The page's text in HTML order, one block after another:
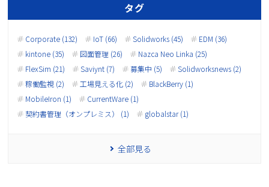
タグ
Corporate (132) IoT (66) Solidworks (45)
EDM (36)
kintone (35)
図面管理 (26)
Nazca Neo Linka (25)
FlexSim (21)
Saviynt (7) 募集中 (5)
Solidworksnews (2)
稼働監視 (2)
工場見える化 (2)
BlackBerry (1)
MobileIron (1)
CurrentWare (1)
契約書管理（オンプレミス） (1)
globalstar (1)
全部見る